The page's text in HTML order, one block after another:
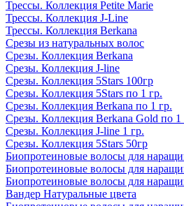
Трессы. Коллекция Petite Marie
Трессы. Коллекция J-Line
Трессы. Коллекция Berkana
Срезы из натуральных волос
Срезы. Коллекция Berkana
Срезы. Коллекция J-line
Срезы. Коллекция 5Stars 100гр
Срезы. Коллекция 5Stars по 1 гр.
Срезы. Коллекция Berkana по 1 гр.
Срезы. Коллекция Berkana Gold по 1
Срезы. Коллекция J-line 1 гр.
Срезы. Коллекция 5Stars 50гр
Биопротеиновые волосы для
Биопротеиновые волосы для
Биопротеиновые волосы для
Вандер Натуральные цвета